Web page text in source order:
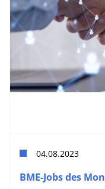
04.08.2023
BME-Jobs des